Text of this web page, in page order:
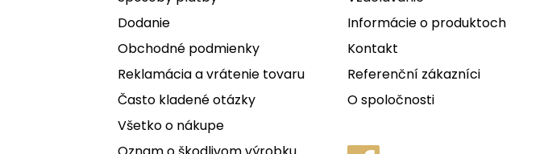
Dodanie
Obchodné podmienky
Reklamácia a vrátenie tovaru
Často kladené otázky
Všetko o nákupe
Informácie o produktoch
Kontakt
Referenční zákazníci
O spoločnosti